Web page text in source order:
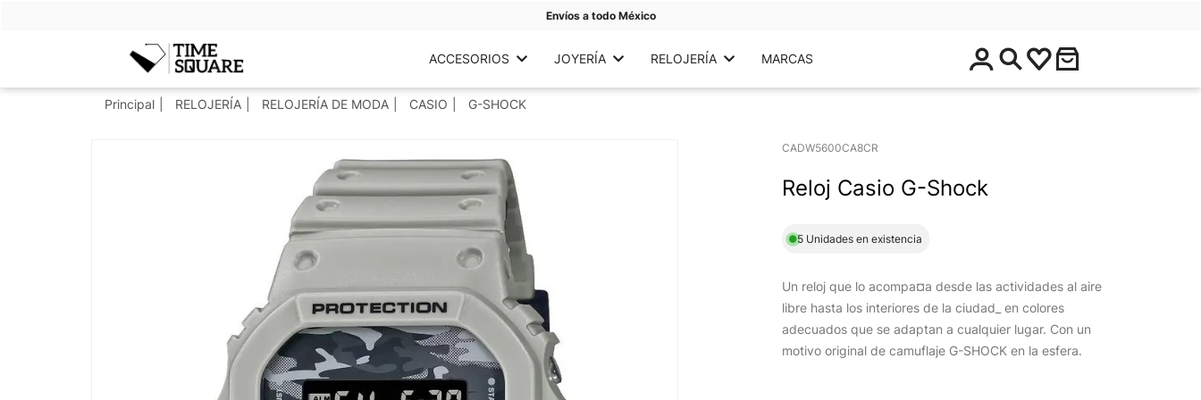
Envíos a todo México
Timesquare ACCESORIOS JOYERÍA RELOJERÍA MARCAS
$
0
.
Principal RELOJERÍA RELOJERÍA DE MODA CASIO G-SHOCK
CADW5600CA8CR
Reloj Casio G-Shock
5 Unidades en existencia
Un reloj que lo acompa¤a desde las actividades al aire
libre hasta los interiores de la ciudad_ en colores
adecuados que se adaptan a cualquier lugar. Con un
motivo original de camuflaje G-SHOCK en la esfera.